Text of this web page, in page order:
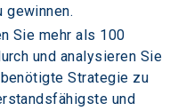
Sie mehr als 100
und analysieren Sie
Strategie zu
und